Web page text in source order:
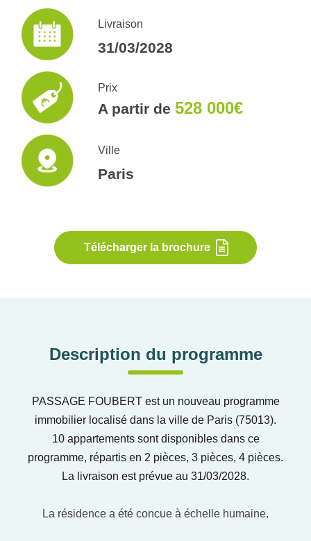
Livraison
31/03/2028
Prix
A partir de528 000€
Ville
Paris
Télécharger la brochure
Description du programme
PASSAGE FOUBERT est un nouveau programme
immobilier localisé dans la ville de Paris (75013).
10 appartements sont disponibles dans ce
programme, répartis en 2 pièces, 3 pièces, 4 pièces.
La livraison est prévue au 31/03/2028.
La résidence a été conçue à échelle humaine,